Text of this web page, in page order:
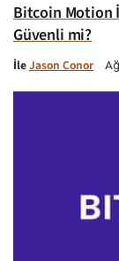
Bitcoin Motion
Güvenli mi?
İleJason Conor